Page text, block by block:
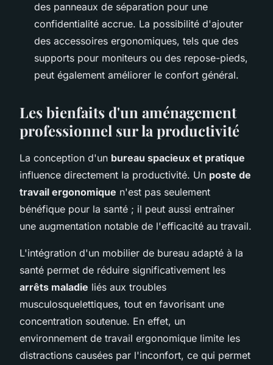
des panneaux de séparation pour une
confidentialité accrue. La possibilité d'ajouter
des accessoires ergonomiques, tels que des
supports pour moniteurs ou des repose-pieds,
peut également améliorer le confort général.
Les bienfaits d'un aménagement
professionnel sur la productivité
La conception d'un bureau spacieux et pratique
influence directement la productivité. Un poste de
travail ergonomique n'est pas seulement
bénéfique pour la santé ; il peut aussi entraîner
une augmentation notable de l'efficacité au travail.
L'intégration d'un mobilier de bureau adapté à la
santé permet de réduire significativement les
arrêts maladie liés aux troubles
musculosquelettiques, tout en favorisant une
concentration soutenue. En effet, un
environnement de travail ergonomique limite les
distractions causées par l'inconfort, ce qui permet